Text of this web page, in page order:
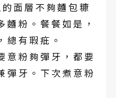
面 層 不 夠 麵 包 糠
麵 粉 。 餐 餐 如 是 ，
總 有 瑕 疪 。
意 粉 夠 彈 牙 ， 都 要
彈 牙 。 下 次 煮 意 粉